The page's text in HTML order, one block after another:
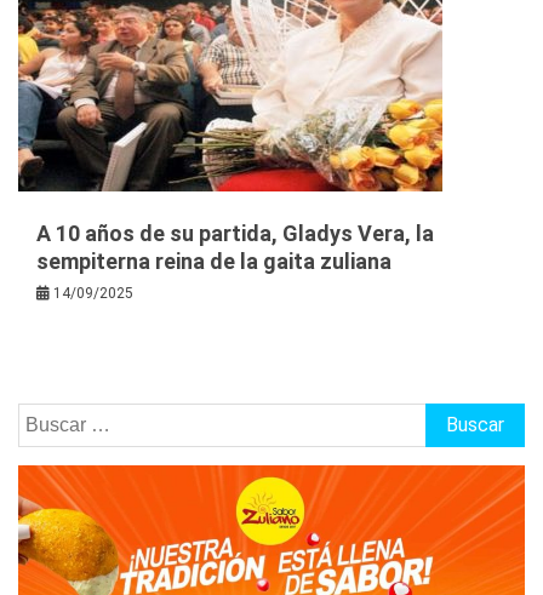
A 10 años de su partida, Gladys Vera, la
sempiterna reina de la gaita zuliana
14/09/2025
Buscar: